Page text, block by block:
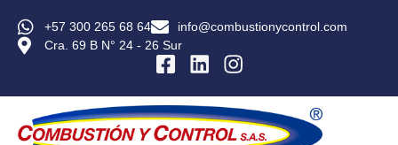
+57 300 265 68 64
info@combustionycontrol.com
Cra. 69 B N° 24 - 26 Sur